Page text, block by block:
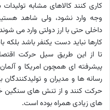
کاری کنند کالاهای مشابه
وجه وارد نشود، ولی شاهد
داخلی حتی با ارز دولتی وارد می
کارها نباید دست یکنفر باشد
تا از این طریق سیل حرکت
پیشرفته ای همچون امریکا و
رسانه ها و مدیران و
حرکت کنند و از تنش های سنگین
های زیادی همراه بوده است.